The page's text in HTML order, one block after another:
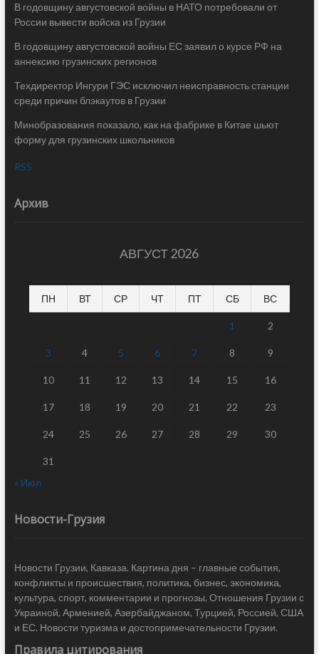
В годовщину августовской войны в НАТО потребовали от
России вывести войска из Грузии
В годовщину августовской войны ЕС заявил о курсе РФ на
аннексию грузинских регионов
Техдиректор Ингури ГЭС исключил неисправность станции
среди причин блэкаутов в Грузии
Минобразования показало, как на фабрике в Китае шьют
форму для грузинских школьников
RSS
Архив
АВГУСТ 2026
ПН ВТ СР ЧТ ПТ СБ ВС
1 2
3 4 5 6 7 8 9
10 11 12 13 14 15 16
17 18 19 20 21 22 23
24 25 26 27 28 29 30
31
« Июл
Новости-Грузия
Новости Грузии, Кавказа. Картина дня – главные события,
конфликты и происшествия, политика, бизнес, экономика,
культура, спорт, комментарии и прогнозы. Отношения Грузии с
Украиной, Арменией, Азербайджаном, Турцией, Россией, США
и ЕС. Новости туризма и достопримечательности Грузии.
Правила цитирования